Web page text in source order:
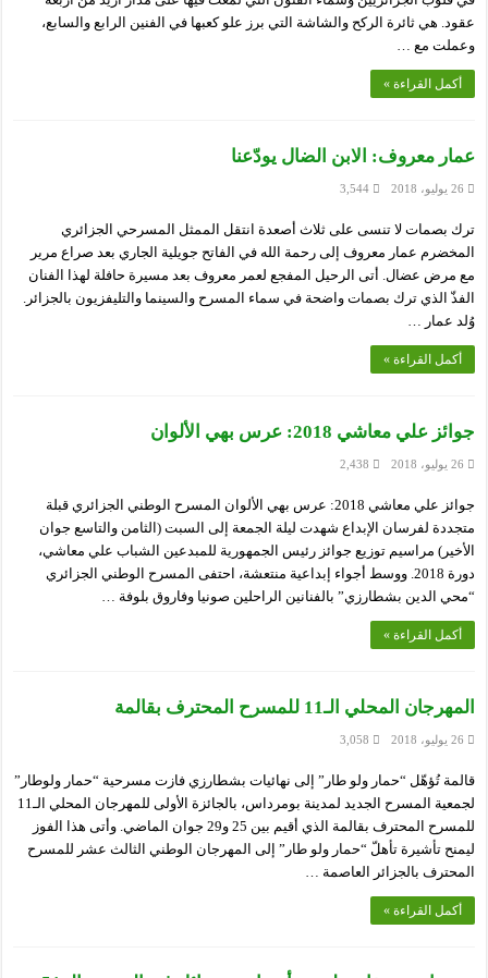
عقود. هي ثائرة الركح والشاشة التي برز علو كعبها في الفنين الرابع والسابع،
وعملت مع …
أكمل القراءة »
عمار معروف: الابن الضال يودّعنا
26 يوليو، 2018 3,544
ترك بصمات لا تنسى على ثلاث أصعدة انتقل الممثل المسرحي الجزائري
المخضرم عمار معروف إلى رحمة الله في الفاتح جويلية الجاري بعد صراع مرير
مع مرض عضال. أتى الرحيل المفجع لعمر معروف بعد مسيرة حافلة لهذا الفنان
الفذّ الذي ترك بصمات واضحة في سماء المسرح والسينما والتليفزيون بالجزائر.
وُلد عمار …
أكمل القراءة »
جوائز علي معاشي 2018: عرس بهي الألوان
26 يوليو، 2018 2,438
جوائز علي معاشي 2018: عرس بهي الألوان المسرح الوطني الجزائري قبلة
متجددة لفرسان الإبداع شهدت ليلة الجمعة إلى السبت (الثامن والتاسع جوان
الأخير) مراسيم توزيع جوائز رئيس الجمهورية للمبدعين الشباب علي معاشي،
دورة 2018. ووسط أجواء إبداعية منتعشة، احتفى المسرح الوطني الجزائري
“محي الدين بشطارزي” بالفنانين الراحلين صونيا وفاروق بلوفة …
أكمل القراءة »
المهرجان المحلي الـ11 للمسرح المحترف بقالمة
26 يوليو، 2018 3,058
قالمة تُؤهّل “حمار ولو طار” إلى نهائيات بشطارزي فازت مسرحية “حمار ولوطار”
لجمعية المسرح الجديد لمدينة بومرداس، بالجائزة الأولى للمهرجان المحلي الـ11
للمسرح المحترف بقالمة الذي أقيم بين 25 و29 جوان الماضي. وأتى هذا الفوز
ليمنح تأشيرة تأهلّ “حمار ولو طار” إلى المهرجان الوطني الثالث عشر للمسرح
المحترف بالجزائر العاصمة …
أكمل القراءة »